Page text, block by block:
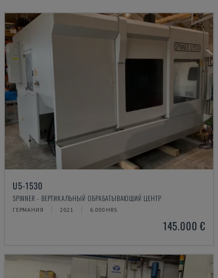
U5-1530
SPINNER - ВЕРТИКАЛЬНЫЙ ОБРАБАТЫВАЮЩИЙ ЦЕНТР
ГЕРМАНИЯ 2021 6.000 HRS
145.000 €